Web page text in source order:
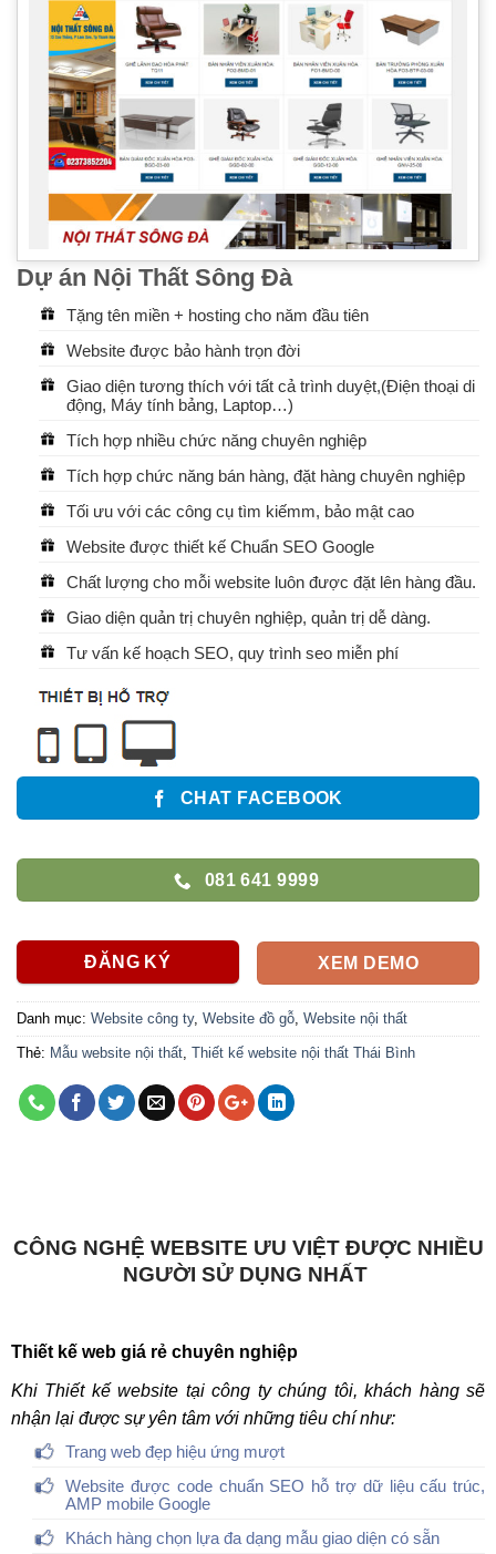
Dự án Nội Thất Sông Đà
Tặng tên miền + hosting cho năm đầu tiên
Website được bảo hành trọn đời
Giao diện tương thích với tất cả trình duyệt,(Điện thoại di
động, Máy tính bảng, Laptop…)
Tích hợp nhiều chức năng chuyên nghiệp
Tích hợp chức năng bán hàng, đặt hàng chuyên nghiệp
Tối ưu với các công cụ tìm kiếmm, bảo mật cao
Website được thiết kế Chuẩn SEO Google
Chất lượng cho mỗi website luôn được đặt lên hàng đầu.
Giao diện quản trị chuyên nghiệp, quản trị dễ dàng.
Tư vấn kế hoạch SEO, quy trình seo miễn phí
CHAT FACEBOOK
081 641 9999
ĐĂNG KÝ XEM DEMO
Danh mục: Website công ty, Website đồ gỗ Website nội thất
Thẻ: Mẫu website nội thất Thiết kế website nội thất Thái Bình
CÔNG NGHỆ WEBSITE ƯU VIỆT ĐƯỢC NHIỀU
NGƯỜI SỬ DỤNG NHẤT
Thiết kế web giá rẻ chuyên nghiệp
Khi Thiết kế website tại công ty chúng tôi, khách hàng sẽ
nhận lại được sự yên tâm với những tiêu chí như:
Trang web đẹp hiệu ứng mượt
Website được code chuẩn SEO hỗ trợ dữ liệu cấu trúc,
AMP mobile Google
Khách hàng chọn lựa đa dạng mẫu giao diện có sẵn